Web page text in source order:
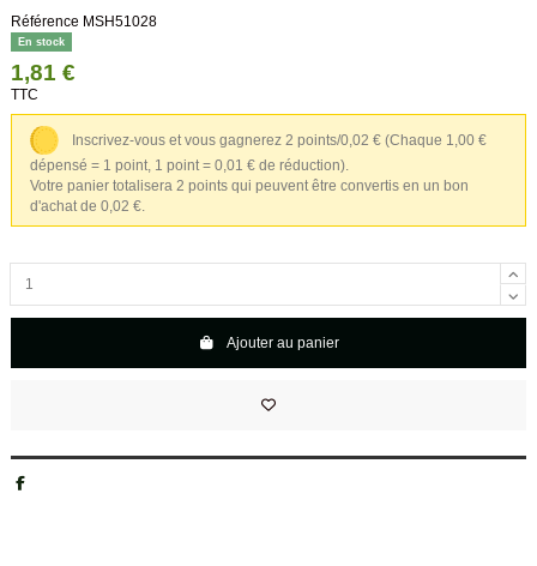
Référence MSH51028
En stock
1,81 €
TTC
Inscrivez-vous et vous gagnerez 2 points/0,02 € (Chaque 1,00 €
dépensé = 1 point, 1 point = 0,01 € de réduction).
Votre panier totalisera 2 points qui peuvent être convertis en un bon
d'achat de 0,02 €.
Ajouter au panier